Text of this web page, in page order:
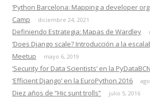
‘Python Barcelona: Mapping a developer
Camp
diciembre 24, 2021
Definiendo Estrategia: Mapas de Wardley
‘Does Django scale? Introducción a la
Meetup
mayo 6, 2019
‘Security for Data Scientists’ en la
‘Efficient Django’ en la EuroPython 2016
Diez años de “Hic sunt trolls” julio 5, 2016